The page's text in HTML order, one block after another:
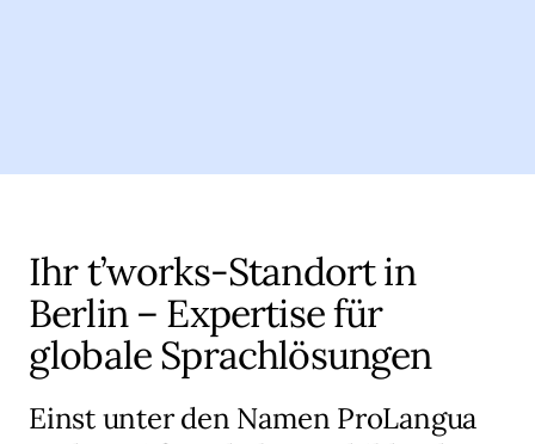
Ihr t’works-Standort in
Berlin – Expertise für
globale Sprachlösungen
Einst unter den Namen ProLangua